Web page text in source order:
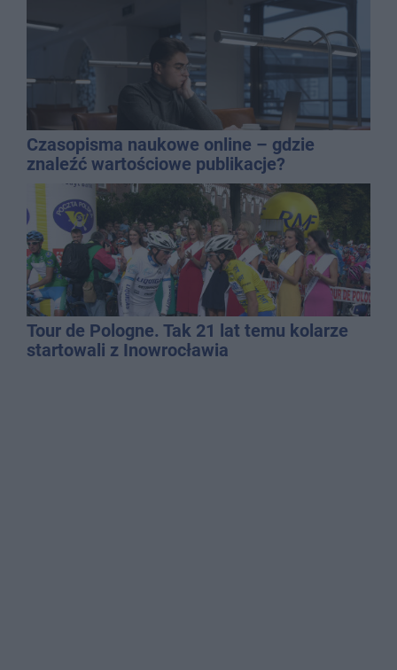
Czasopisma naukowe online – gdzie
znaleźć wartościowe publikacje?
Tour de Pologne. Tak 21 lat temu kolarze
startowali z Inowrocławia